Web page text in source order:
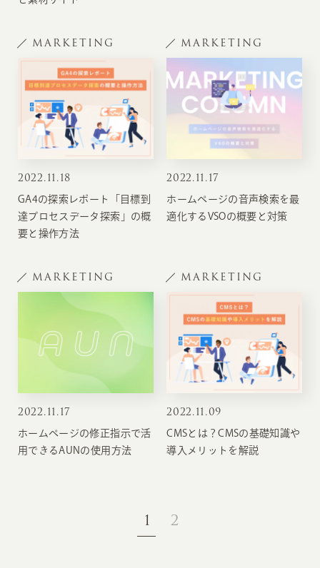
MARKETING
2022.11.18
GA4の探索レポート「目標到
達プロセスデータ探索」の概
要と操作方法
MARKETING
2022.11.17
ホームページの音声検索を最
適化するVSOの概要と対策
MARKETING
2022.11.17
ホームページの修正指示で活
用できるAUNの使用方法
MARKETING
2022.11.09
CMSとは？CMSの基礎知識や
導入メリットを解説
1 2